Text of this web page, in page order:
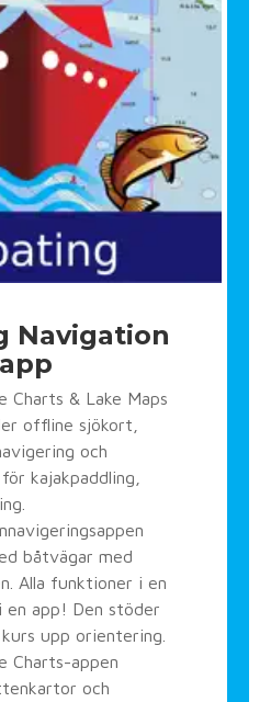
Navigation
app
Charts & Lake Maps
offline sjökort,
och
kajakpaddling,
båtvägar med
Alla funktioner i en
app! Den stöder
upp orientering.
Charts-appen
och